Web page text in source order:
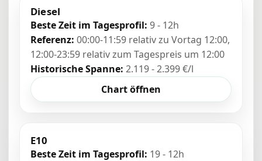
Diesel
Beste Zeit im Tagesprofil: 9 - 12h
Referenz: 00:00-11:59 relativ zu Vortag 12:00,
12:00-23:59 relativ zum Tagespreis um 12:00
Historische Spanne: 2.119 - 2.399 €/l
Chart öffnen
E10
Beste Zeit im Tagesprofil: 19 - 12h